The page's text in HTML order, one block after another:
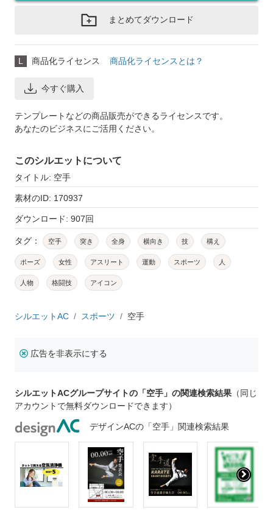
まとめてダウンロード
L 商品化ライセンス 商品化ライセンスとは？
今すぐ購入
テンプレートなどの商品販売ができるライセンスです。
あなたのビジネスにご活用ください。
このシルエットについて
タイトル: 空手
素材のID: 170937
ダウンロード: 907回
タグ： 空手 突き 全身 横向き 技 構え
ポーズ 女性 アスリート 運動 スポーツ 人
人物 格闘技 アイコン
シルエットAC スポーツ 空手
広告を非表示にする
シルエットACグループサイトの「空手」の関連検索結果 （同じ
アカウントで無料ダウンロードできます）
デザインACの「空手」関連検索結果